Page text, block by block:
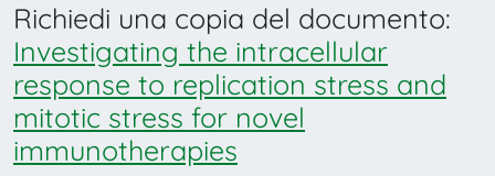
Richiedi una copia del documento:
Investigating the intracellular
response to replication stress and
mitotic stress for novel
immunotherapies